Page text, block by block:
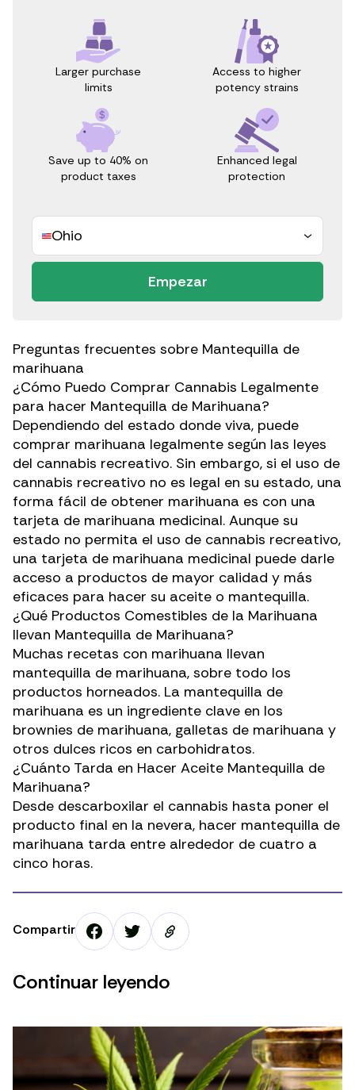
Larger purchase
limits
Access to higher
potency strains
Save up to 40% on
product taxes
Enhanced legal
protection
Ohio
Empezar
Preguntas frecuentes sobre Mantequilla de
marihuana
¿Cómo Puedo Comprar Cannabis Legalmente
para hacer Mantequilla de Marihuana?
Dependiendo del estado donde viva, puede
comprar marihuana legalmente según las leyes
del cannabis recreativo. Sin embargo, si el uso de
cannabis recreativo no es legal en su estado, una
forma fácil de obtener marihuana es con una
tarjeta de marihuana medicinal. Aunque su
estado no permita el uso de cannabis recreativo,
una tarjeta de marihuana medicinal puede darle
acceso a productos de mayor calidad y más
eficaces para hacer su aceite o mantequilla.
¿Qué Productos Comestibles de la Marihuana
llevan Mantequilla de Marihuana?
Muchas recetas con marihuana llevan
mantequilla de marihuana, sobre todo los
productos horneados. La mantequilla de
marihuana es un ingrediente clave en los
brownies de marihuana, galletas de marihuana y
otros dulces ricos en carbohidratos.
¿Cuánto Tarda en Hacer Aceite Mantequilla de
Marihuana?
Desde descarboxilar el cannabis hasta poner el
producto final en la nevera, hacer mantequilla de
marihuana tarda entre alrededor de cuatro a
cinco horas.
Compartir
Continuar leyendo